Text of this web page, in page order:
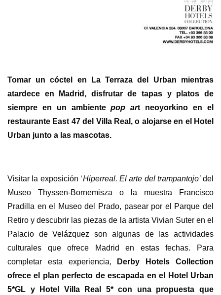
Tomar un cóctel en La Terraza del Urban mientras
atardece en Madrid, disfrutar de tapas y platos de
siempre en un ambientepop art neoyorkino en el
restaurante East 47 del Villa Real, o alojarse en el Hotel
Urban junto a las mascotas.
Visitar la exposición ‘Hiperreal. El arte del trampantojo’ del
Museo Thyssen-Bornemisza o la muestra Francisco
Pradilla en el Museo del Prado, pasear por el Parque del
Retiro y descubrir las piezas de la artista Vivian Suter en el
Palacio de Velázquez son algunas de las actividades
culturales que ofrece Madrid en estas fechas. Para
completar esta experiencia,
Derby Hotels Collection
ofrece el plan perfecto de escapada en el Hotel Urban
5*GL y Hotel Villa Real 5* con una propuesta que